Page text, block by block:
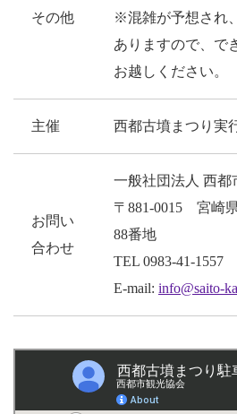
その他
※混雑が予想され
ありますので、で
お越しください。
主催 西都古墳まつり実
お問い
合わせ
一般社団法人 西都
〒881-0015 宮崎
88番地
TEL 0983-41-1557
E-mail: info@saito-